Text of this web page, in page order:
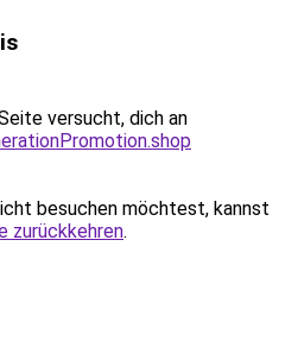
versucht, dich an
besuchen möchtest, kannst
zurückkehren.